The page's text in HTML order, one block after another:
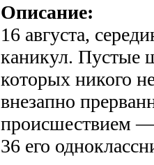
Описание:
16 августа,
каникул. Пустые
которых никого
внезапно
происшествием
36 его